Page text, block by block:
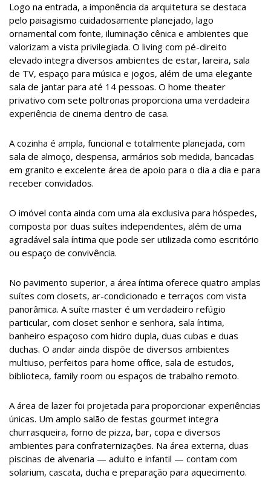
Logo na entrada, a imponência da arquitetura se destaca
pelo paisagismo cuidadosamente planejado, lago
ornamental com fonte, iluminação cênica e ambientes que
valorizam a vista privilegiada. O living com pé-direito
elevado integra diversos ambientes de estar, lareira, sala
de TV, espaço para música e jogos, além de uma elegante
sala de jantar para até 14 pessoas. O home theater
privativo com sete poltronas proporciona uma verdadeira
experiência de cinema dentro de casa.
A cozinha é ampla, funcional e totalmente planejada, com
sala de almoço, despensa, armários sob medida, bancadas
em granito e excelente área de apoio para o dia a dia e para
receber convidados.
O imóvel conta ainda com uma ala exclusiva para hóspedes,
composta por duas suítes independentes, além de uma
agradável sala íntima que pode ser utilizada como escritório
ou espaço de convivência.
No pavimento superior, a área íntima oferece quatro amplas
suítes com closets, ar-condicionado e terraços com vista
panorâmica. A suíte master é um verdadeiro refúgio
particular, com closet senhor e senhora, sala íntima,
banheiro espaçoso com hidro dupla, duas cubas e duas
duchas. O andar ainda dispõe de diversos ambientes
multiuso, perfeitos para home office, sala de estudos,
biblioteca, family room ou espaços de trabalho remoto.
A área de lazer foi projetada para proporcionar experiências
únicas. Um amplo salão de festas gourmet integra
churrasqueira, forno de pizza, bar, copa e diversos
ambientes para confraternizações. Na área externa, duas
piscinas de alvenaria — adulto e infantil — contam com
solarium, cascata, ducha e preparação para aquecimento.